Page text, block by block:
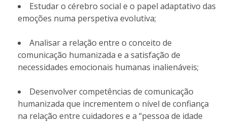
Estudar o cérebro social e o papel adaptativo das
emoções numa perspetiva evolutiva;
Analisar a relação entre o conceito de
comunicação humanizada e a satisfação de
necessidades emocionais humanas inalienáveis;
Desenvolver competências de comunicação
humanizada que incrementem o nível de confiança
na relação entre cuidadores e a “pessoa de idade